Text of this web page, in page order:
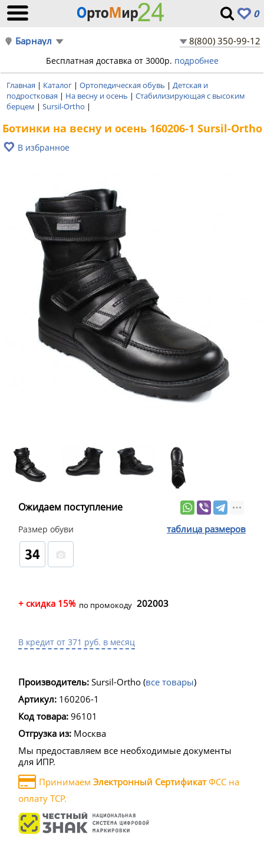
0
Барнаул 8(800) 350-99-12
Бесплатная доставка от 3000р. подробнее
Главная | Каталог | Ортопедическая обувь | Детская и
подростковая | На весну и осень | Стабилизирующая с высоким
берцем | Sursil-Ortho |
Ботинки на весну и осень 160206-1 Sursil-Ortho
В избранное
Ожидаем поступление
Размер обуви таблица размеров
+ скидка 15% по промокоду 202003
В кредит от 371 руб. в месяц
Производитель: Sursil-Ortho (все товары)
Артикул: 160206-1
Код товара: 96101
Отгрузка из: Москва
Мы предоставляем все необходимые документы
для ИПР.
Принимаем Электронный СертификатФСС на
оплату ТСР.